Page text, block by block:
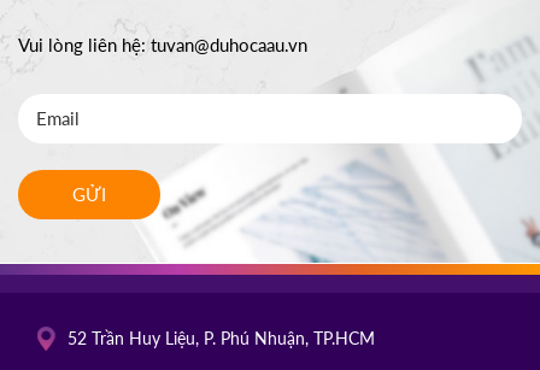
Vui lòng liên hệ: tuvan@duhocaau.vn
GỬI
52 Trần Huy Liệu, P. Phú Nhuận, TP.HCM